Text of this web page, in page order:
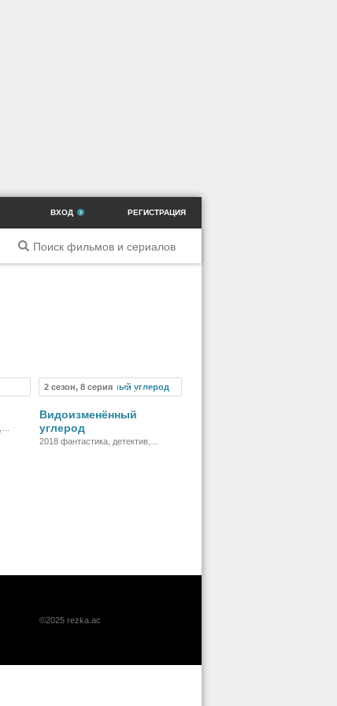
ВХОД РЕГИСТРАЦИЯ
2 сезон, 8 серия Сериал
Видоизменённый
углерод
2018 фантастика, детектив,
©2025 rezka.ac